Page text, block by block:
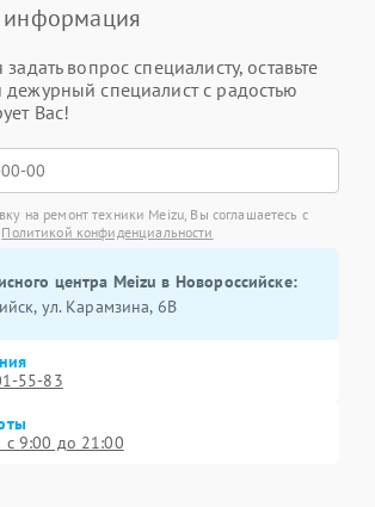
информация
задать вопрос специалисту, оставьте
специалист с радостью
Вас!
на ремонт техники Meizu, Вы соглашаетесь с
Политикой конфиденциальности
центра Meizu в Новороссийске:
ул. Карамзина, 6В
55-83
с 9:00 до 21:00